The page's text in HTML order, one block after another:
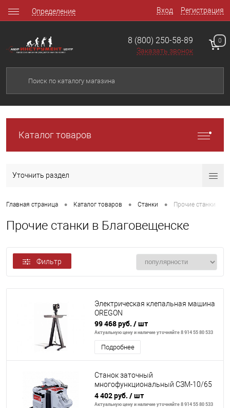
Вход Регистрация
Определение
8 (800) 250-58-89
Заказать звонок
0
Каталог товаров
Уточнить раздел
Главная страница • Каталог товаров • Станки • Прочие станки
Прочие станки в Благовещенске
Фильтр
Электрическая клепальная машина
OREGON
99 468 руб. / шт
Актуальную цену и наличие уточняйте 8 914 55 80 533
Подробнее
Станок заточный
многофункциональный СЗМ-10/65
Ресанта
4 402 руб. / шт
Актуальную цену и наличие уточняйте 8 914 55 80 533